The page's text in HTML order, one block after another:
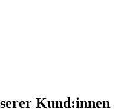
Kund:innen